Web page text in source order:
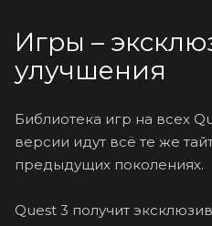
Игры –
улучшения
Библиотека игр на всех
версии идут всё те же
предыдущих поколениях.
Quest 3 получит